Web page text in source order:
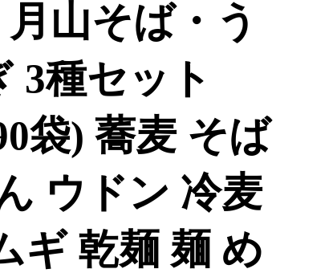
月山そば・う
3種セット
袋) 蕎麦 そば
ウドン 冷麦
ギ 乾麺 麺 め